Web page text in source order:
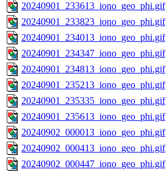
20240901_233613_iono_geo_phi.gif
20240901_233823_iono_geo_phi.gif
20240901_234013_iono_geo_phi.gif
20240901_234347_iono_geo_phi.gif
20240901_234813_iono_geo_phi.gif
20240901_235213_iono_geo_phi.gif
20240901_235335_iono_geo_phi.gif
20240901_235613_iono_geo_phi.gif
20240902_000013_iono_geo_phi.gif
20240902_000413_iono_geo_phi.gif
20240902_000447_iono_geo_phi.gif